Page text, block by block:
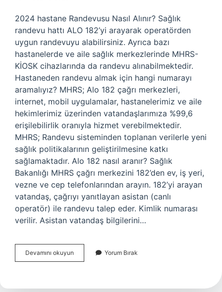
2024 hastane Randevusu Nasıl Alınır? Sağlık
randevu hattı ALO 182’yi arayarak operatörden
uygun randevuyu alabilirsiniz. Ayrıca bazı
hastanelerde ve aile sağlık merkezlerinde MHRS-
KİOSK cihazlarında da randevu alınabilmektedir.
Hastaneden randevu almak için hangi numarayı
aramalıyız? MHRS; Alo 182 çağrı merkezleri,
internet, mobil uygulamalar, hastanelerimiz ve aile
hekimlerimiz üzerinden vatandaşlarımıza %99,6
erişilebilirlik oranıyla hizmet verebilmektedir.
MHRS; Randevu sisteminden toplanan verilerle yeni
sağlık politikalarının geliştirilmesine katkı
sağlamaktadır. Alo 182 nasıl aranır? Sağlık
Bakanlığı MHRS çağrı merkezini 182’den ev, iş yeri,
vezne ve cep telefonlarından arayın. 182’yi arayan
vatandaş, çağrıyı yanıtlayan asistan (canlı
operatör) ile randevu talep eder. Kimlik numarası
verilir. Asistan vatandaş bilgilerini…
Devamını okuyun Hastaneden
Randevu
Hangi
Yorum Bırak